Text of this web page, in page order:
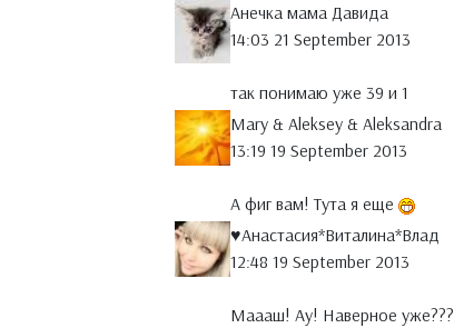
Анечка мама Давида
14:03 21 September 2013
так понимаю уже 39 и 1
Mary & Aleksey & Aleksandra
13:19 19 September 2013
А фиг вам! Тута я еще
♥Анастасия*Виталина*Влад
12:48 19 September 2013
Маааш! Ау! Наверное уже???